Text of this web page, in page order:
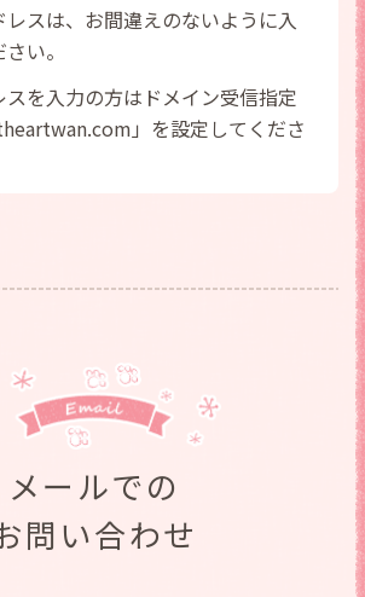
レスは、お間違えのないように入
い。
スを入力の方はドメイン受信指定
」を設定してくださ
メールでの
問い合わせ